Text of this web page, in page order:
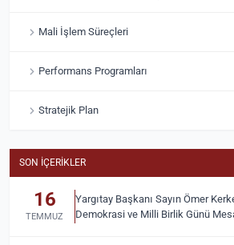
Mali İşlem Süreçleri
Performans Programları
Stratejik Plan
SON İÇERIKLER
16
TEMMUZ
Yargıtay Başkanı Sayın Ömer
Demokrasi ve Milli Birlik Günü